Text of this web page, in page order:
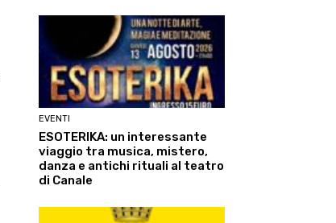
EVENTI
ESOTERIKA: un interessante
viaggio tra musica, mistero,
danza e antichi rituali al teatro
di Canale